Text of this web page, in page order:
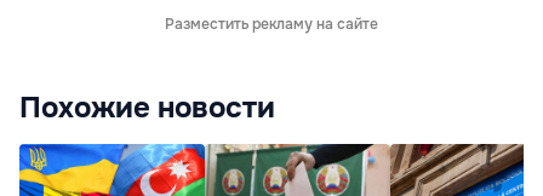
Разместить рекламу на сайте
Похожие новости